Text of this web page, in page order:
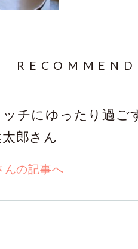
ッチにゆったり過
郎さん
んの記事へ